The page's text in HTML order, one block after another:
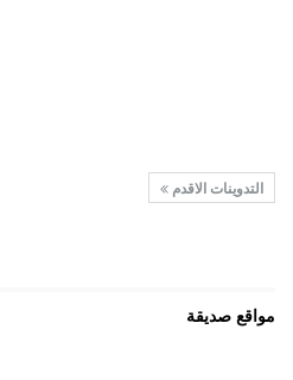
التدوينات الاقدم
مواقع صديقة